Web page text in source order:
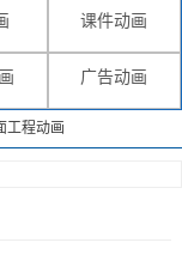
课件动画
广告动画
工程动画